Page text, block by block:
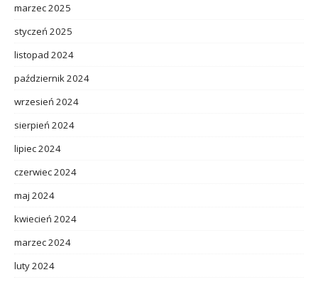
marzec 2025
styczeń 2025
listopad 2024
październik 2024
wrzesień 2024
sierpień 2024
lipiec 2024
czerwiec 2024
maj 2024
kwiecień 2024
marzec 2024
luty 2024